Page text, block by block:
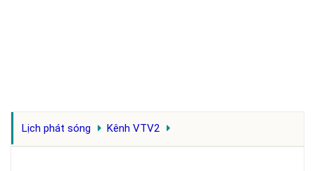
Lịch phát sóng Kênh VTV2